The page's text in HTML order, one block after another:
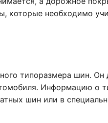
которые необходимо
типоразмера шин. Он
Информацию о
шин или в